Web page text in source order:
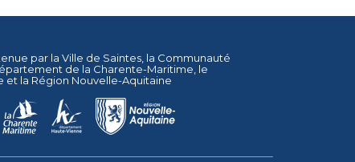
par la Ville de Saintes , la Communauté
de la Charente-Maritime , le
et la Région Nouvelle-Aquitaine